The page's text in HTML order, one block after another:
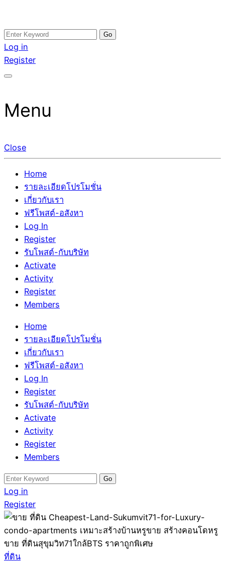
Skip
to
content
อสังหาโพสต์ รีวิวเยอะ รับจ้างโพสต์ขายบ้าน รับจ้างโพสต์อสัง
หา แตกต่างอย่างตั้งใจ รับรองผล อันดับ1 การโพสต์ขายอสังหา
กับทีมงานบริษัท บ้าน ที่ดิน คอนโด ติดGoogleหน้าแรกได้จริงๆ
รับจ้างโพสอสังหา ขายบ้าน อสังหาโพสต์ เชื่อถือได้จริง รับ
โพสต์ ที่ดิน กับทีมงานบริษัท ถูกและดีที่สุด ไม่มีค่านายหน้า
ขายได้จริงๆ ช่วยสร้างโอกาสในการขายได้มากกว่า ที่เดียว ที่
Search
for:
Log in
Register
Menu
Close
Home
รายละเอียดโปรโมชั่น
เกี่ยวกับเรา
ฟรีโพสต์-อสังหา
Log In
Register
รับโพสต์-กับบริษัท
Activate
Activity
Register
Members
Home
รายละเอียดโปรโมชั่น
เกี่ยวกับเรา
ฟรีโพสต์-อสังหา
Log In
Register
รับโพสต์-กับบริษัท
Activate
Activity
Register
Members
Search
for:
Log in
Register
ที่ดิน